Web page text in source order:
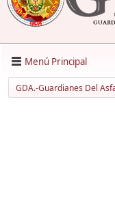
Menú Principal
GDA.-Guardianes Del